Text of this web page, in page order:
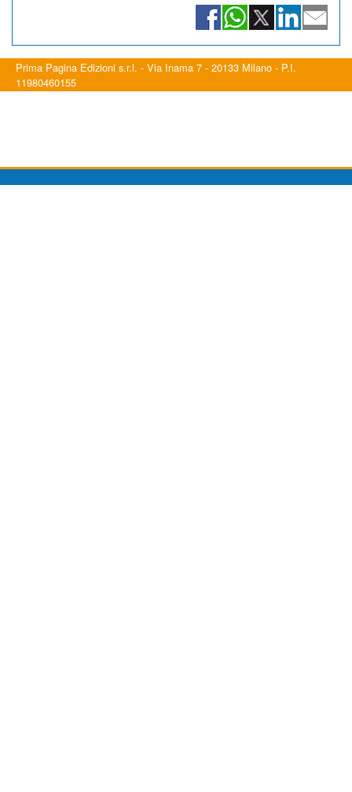
Prima Pagina Edizioni s.r.l. - Via Inama 7 - 20133 Milano - P.I.
11980460155